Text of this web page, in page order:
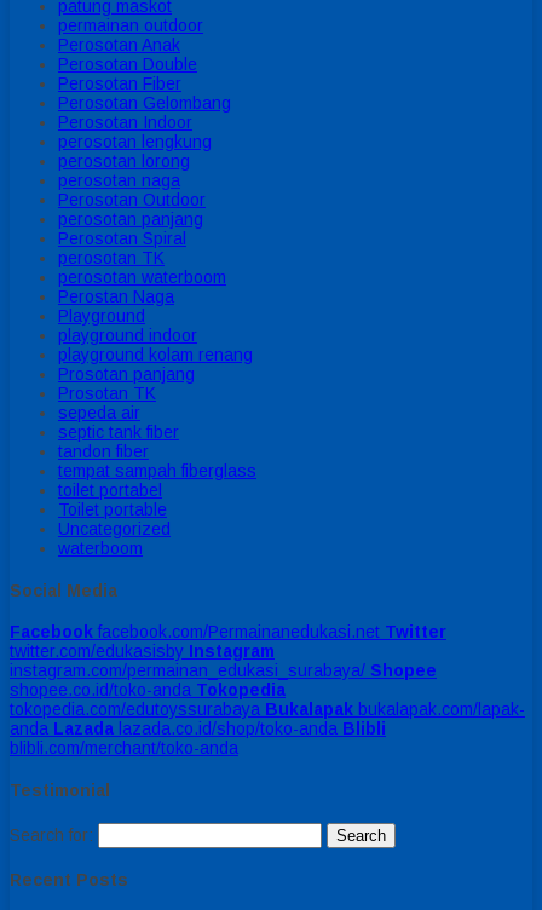
patung maskot
permainan outdoor
Perosotan Anak
Perosotan Double
Perosotan Fiber
Perosotan Gelombang
Perosotan Indoor
perosotan lengkung
perosotan lorong
perosotan naga
Perosotan Outdoor
perosotan panjang
Perosotan Spiral
perosotan TK
perosotan waterboom
Perostan Naga
Playground
playground indoor
playground kolam renang
Prosotan panjang
Prosotan TK
sepeda air
septic tank fiber
tandon fiber
tempat sampah fiberglass
toilet portabel
Toilet portable
Uncategorized
waterboom
Social Media
Facebook facebook.com/Permainanedukasi.net Twitter
twitter.com/edukasisby Instagram
instagram.com/permainan_edukasi_surabaya/ Shopee
shopee.co.id/toko-anda Tokopedia
tokopedia.com/edutoyssurabaya Bukalapak bukalapak.com/lapak-
anda Lazada lazada.co.id/shop/toko-anda Blibli
blibli.com/merchant/toko-anda
Testimonial
Search for:
Recent Posts